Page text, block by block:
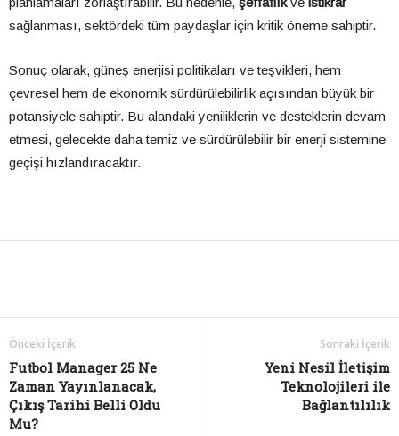
sağlanması, sektördeki tüm paydaşlar için kritik öneme sahiptir.
Sonuç olarak, güneş enerjisi politikaları ve teşvikleri, hem
çevresel hem de ekonomik sürdürülebilirlik açısından büyük bir
potansiyele sahiptir. Bu alandaki yeniliklerin ve desteklerin devam
etmesi, gelecekte daha temiz ve sürdürülebilir bir enerji sistemine
geçişi hızlandıracaktır.
Önceki İçerik
Futbol Manager 25 Ne
Zaman Yayınlanacak,
Çıkış Tarihi Belli Oldu
Mu?
Sonraki İçerik
Yeni Nesil İletişim
Teknolojileri ile
Bağlantılılık